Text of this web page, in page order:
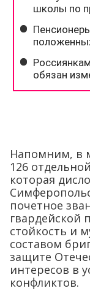
Напомним, в
126
которая
почетное
гвардейской
стойкость и
составом
защите
интересов в
конфликтов.